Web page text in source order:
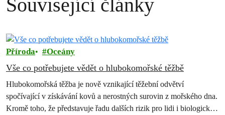
Související články
Příroda Oceány
Vše co potřebujete vědět o hlubokomořské těžbě
Hlubokomořská těžba je nově vznikající těžební odvětví
spočívající v získávání kovů a nerostných surovin z mořského dna.
Kromě toho, že představuje řadu dalších rizik pro lidi i biologickou